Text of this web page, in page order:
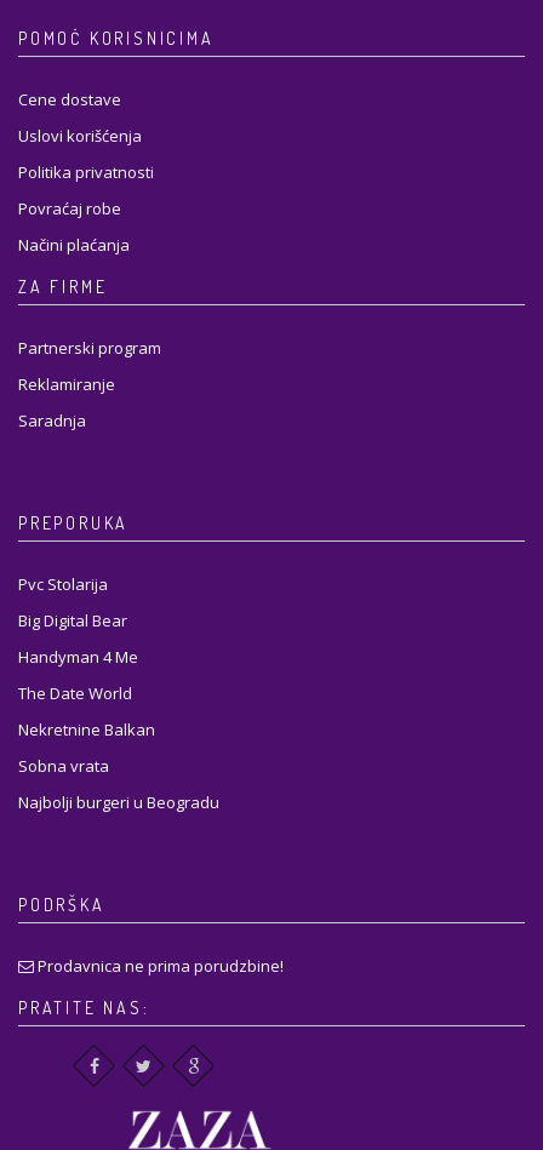
POMOĆ KORISNICIMA
Cene dostave
Uslovi korišćenja
Politika privatnosti
Povraćaj robe
Načini plaćanja
ZA FIRME
Partnerski program
Reklamiranje
Saradnja
PREPORUKA
Pvc Stolarija
Big Digital Bear
Handyman 4 Me
The Date World
Nekretnine Balkan
Sobna vrata
Najbolji burgeri u Beogradu
PODRŠKA
Prodavnica ne prima porudzbine!
PRATITE NAS: